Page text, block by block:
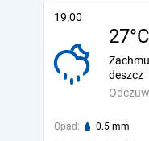
19:00
27°C
deszcz
Opad: 0.5 mm